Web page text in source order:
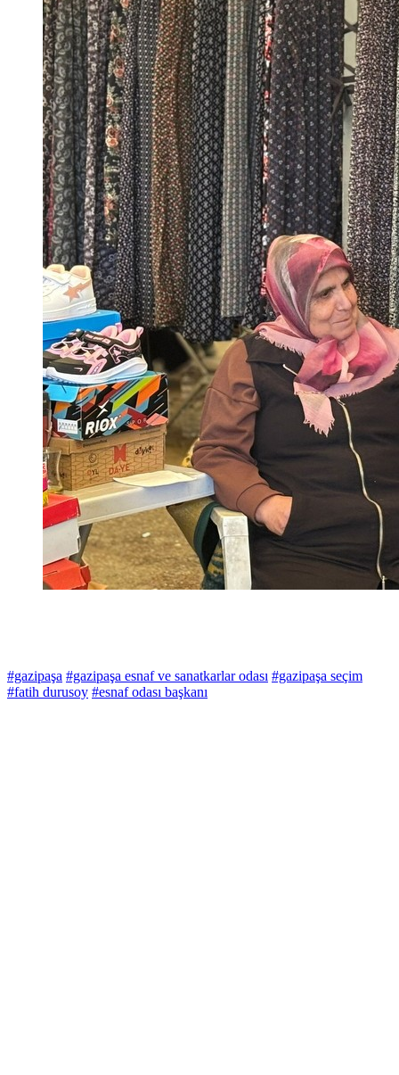
#gazipaşa #gazipaşa esnaf ve sanatkarlar odası #gazipaşa seçim
#fatih durusoy #esnaf odası başkanı